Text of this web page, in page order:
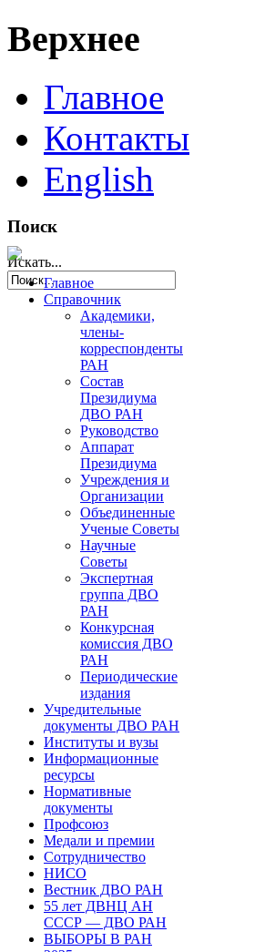
Верхнее
Главное
Контакты
English
Поиск
Искать...
Главное
Справочник
Академики,
члены-
корреспонденты
РАН
Состав
Президиума
ДВО РАН
Руководство
Аппарат
Президиума
Учреждения и
Организации
Объединенные
Ученые Советы
Научные
Советы
Экспертная
группа ДВО
РАН
Конкурсная
комиссия ДВО
РАН
Периодические
издания
Учредительные
документы ДВО РАН
Институты и вузы
Информационные
ресурсы
Нормативные
документы
Профсоюз
Медали и премии
Сотрудничество
НИСО
Вестник ДВО РАН
55 лет ДВНЦ АН
СССР — ДВО РАН
ВЫБОРЫ В РАН